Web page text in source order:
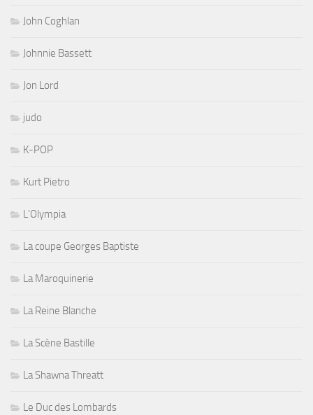
John Coghlan
Johnnie Bassett
Jon Lord
judo
K-POP
Kurt Pietro
L'Olympia
La coupe Georges Baptiste
La Maroquinerie
La Reine Blanche
La Scène Bastille
La Shawna Threatt
Le Duc des Lombards